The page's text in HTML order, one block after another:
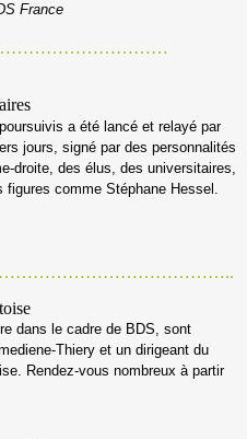
France
a été lancé et relayé par
jours, signé par des personnalités
droite, des élus, des universitaires,
figures comme Stéphane Hessel.
dans le cadre de BDS, sont
Thiery et un dirigeant du
Rendez-vous nombreux à partir